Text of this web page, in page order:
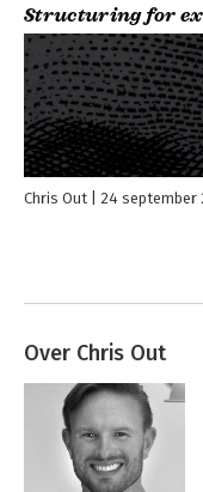
Structuring for
Chris Out 24 september
Over Chris Out